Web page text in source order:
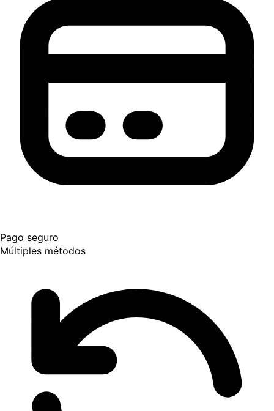
Pago seguro
Múltiples métodos